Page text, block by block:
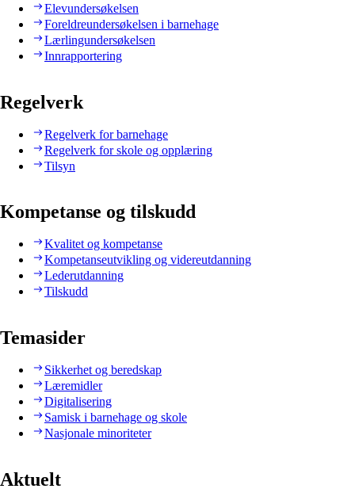
Elevundersøkelsen
Foreldreundersøkelsen i barnehage
Lærlingundersøkelsen
Innrapportering
Regelverk
Regelverk for barnehage
Regelverk for skole og opplæring
Tilsyn
Kompetanse og tilskudd
Kvalitet og kompetanse
Kompetanseutvikling og videreutdanning
Lederutdanning
Tilskudd
Temasider
Sikkerhet og beredskap
Læremidler
Digitalisering
Samisk i barnehage og skole
Nasjonale minoriteter
Aktuelt